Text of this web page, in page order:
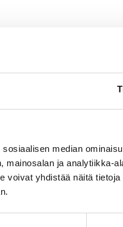
median
mainosalan ja analytiikka-
voivat yhdistää näitä tietoja